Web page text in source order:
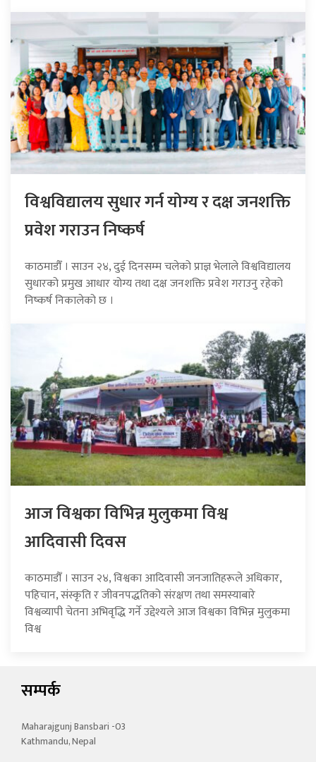
विश्वविद्यालय सुधार गर्न योग्य र दक्ष जनशक्ति
प्रवेश गराउन निष्कर्ष
काठमाडौँ । साउन २४, दुई दिनसम्म चलेको प्राज्ञ भेलाले विश्वविद्यालय
सुधारको प्रमुख आधार योग्य तथा दक्ष जनशक्ति प्रवेश गराउनु रहेको
निष्कर्ष निकालेको छ ।
आज विश्वका विभिन्न मुलुकमा विश्व
आदिवासी दिवस
काठमाडौँ । साउन २४, विश्वका आदिवासी जनजातिहरूले अधिकार,
पहिचान, संस्कृति र जीवनपद्धतिको संरक्षण तथा समस्याबारे
विश्वव्यापी चेतना अभिवृद्धि गर्ने उद्देश्यले आज विश्वका विभिन्न मुलुकमा
विश्व
सम्पर्क
Maharajgunj Bansbari -03
Kathmandu, Nepal